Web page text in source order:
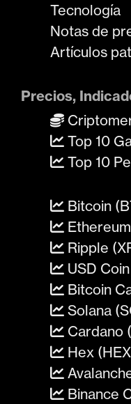
Tecnología
Notas de
Artículos
Precios,
Top 10
Top 10
Bitcoin
Ripple
USD
Bitcoin
Solana
Cardano
Hex
Binance